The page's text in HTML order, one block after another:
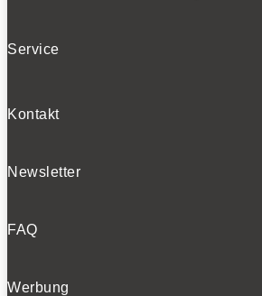
Service
Kontakt
Newsletter
FAQ
Werbung